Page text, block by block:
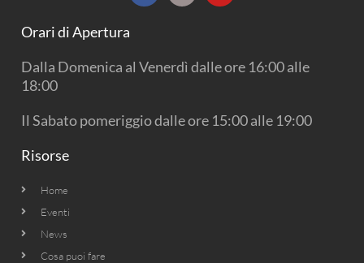
m
Orari di Apertura
Dalla Domenica al Venerdì dalle ore 16:00 alle
18:00
Il Sabato pomeriggio dalle ore 15:00 alle 19:00
Risorse
Home
Eventi
News
Cosa puoi fare